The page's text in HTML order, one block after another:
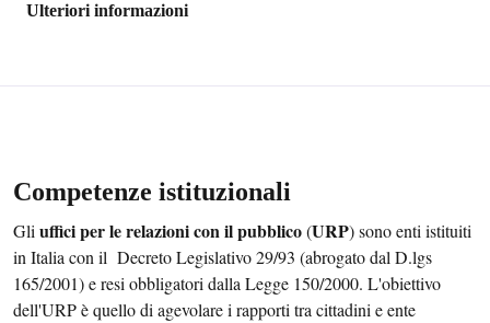
Ulteriori informazioni
Competenze istituzionali
Gli uffici per le relazioni con il pubblico(URP) sono enti istituiti
in Italia con il Decreto Legislativo 29/93 (abrogato dal D.lgs
165/2001) e resi obbligatori dalla Legge 150/2000. L'obiettivo
dell'URP è quello di agevolare i rapporti tra cittadini e ente